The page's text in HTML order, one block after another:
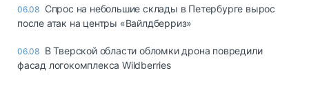
06.08 Спрос на небольшие склады в Петербурге вырос
после атак на центры «Вайлдберриз»
06.08 В Тверской области обломки дрона повредили
фасад логокомплекса Wildberries